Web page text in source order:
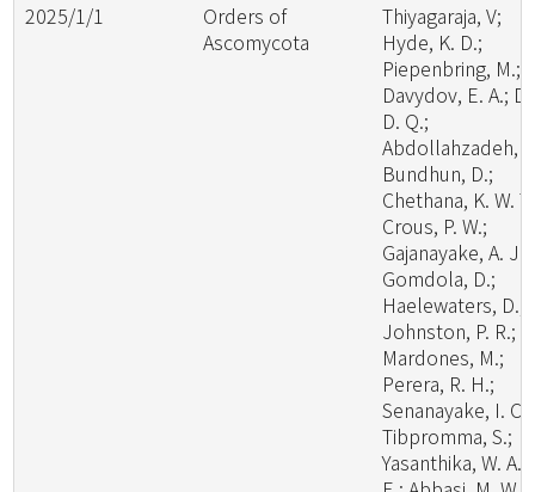
2025/1/1
Orders of
Ascomycota
Thiyagaraja, V;
Hyde, K. D.;
Piepenbring, M.;
Davydov, E. A.;
D. Q.;
Abdollahzadeh,
Bundhun, D.;
Chethana, K. W.
Crous, P. W.;
Gajanayake, A. J.;
Gomdola, D.;
Haelewaters, D.;
Johnston, P. R.;
Mardones, M.;
Perera, R. H.;
Senanayake, I. C.;
Tibpromma, S.;
Yasanthika, W. A.